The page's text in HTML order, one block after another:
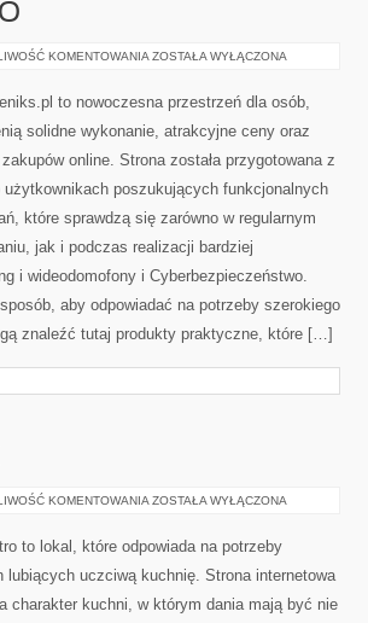
KOMENTOWANIA CYBERBEZPIECZEŃSTWO
ZOSTAŁA WYŁĄCZONA
to nowoczesna przestrzeń dla osób,
solidne wykonanie, atrakcyjne ceny oraz
online. Strona została przygotowana z
użytkownikach poszukujących funkcjonalnych
które sprawdzą się zarówno w regularnym
jak i podczas realizacji bardziej
i wideodomofony i Cyberbezpieczeństwo.
aby odpowiadać na potrzeby szerokiego
znaleźć tutaj produkty praktyczne, które […]
KOMENTOWANIA PRZEPISY
ZOSTAŁA WYŁĄCZONA
to lokal, które odpowiada na potrzeby
lubiących uczciwą kuchnię. Strona internetowa
charakter kuchni, w którym dania mają być nie